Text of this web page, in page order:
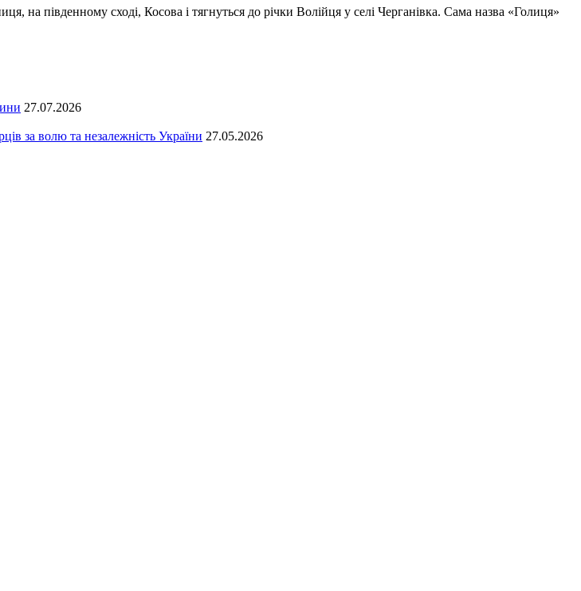
на південному сході, Косова і тягнуться до річки Волійця у селі Черганівка. Сама назва «Голиця»
27.07.2026
за волю та незалежність України 27.05.2026